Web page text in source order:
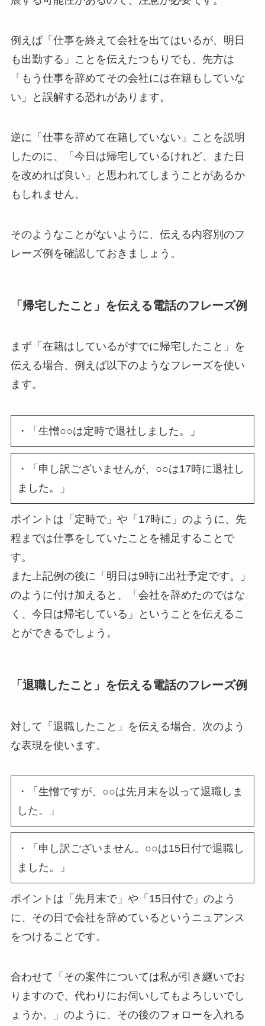
例えば「仕事を終えて会社を出てはいるが、明日
も出勤する」ことを伝えたつもりでも、先方は
「もう仕事を辞めてその会社には在籍もしていな
い」と誤解する恐れがあります。
逆に「仕事を辞めて在籍していない」ことを説明
したのに、「今日は帰宅しているけれど、また日
を改めれば良い」と思われてしまうことがあるか
もしれません。
そのようなことがないように、伝える内容別のフ
レーズ例を確認しておきましょう。
「帰宅したこと」を伝える電話のフレーズ例
まず「在籍はしているがすでに帰宅したこと」を
伝える場合、例えば以下のようなフレーズを使い
ます。
・「生憎○○は定時で退社しました。」
・「申し訳ございませんが、○○は17時に退社し
ました。」
ポイントは「定時で」や「17時に」のように、先
程までは仕事をしていたことを補足することで
す。
また上記例の後に「明日は9時に出社予定です。」
のように付け加えると、「会社を辞めたのではな
く、今日は帰宅している」ということを伝えるこ
とができるでしょう。
「退職したこと」を伝える電話のフレーズ例
対して「退職したこと」を伝える場合、次のよう
な表現を使います。
・「生憎ですが、○○は先月末を以って退職しま
した。」
・「申し訳ございません。○○は15日付で退職し
ました。」
ポイントは「先月末で」や「15日付で」のよう
に、その日で会社を辞めているというニュアンス
をつけることです。
合わせて「その案件については私が引き継いでお
りますので、代わりにお伺いしてもよろしいでし
ょうか。」のように、その後のフォローを入れる